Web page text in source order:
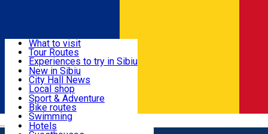
Română
Useful info
Activities & Adventure
Accommodation
What to visit
Tour Routes
Experiences to try in Sibiu
Podcast
Culture
Museums
Churches
Parks, Zoo
County of Sibiu
New in Sibiu
City Hall News
Local shop
Sibiu artisans
Sibiul Verde
Public services
Education
Sport & Adventure
Bike routes
Swimming
Riding
Hotels